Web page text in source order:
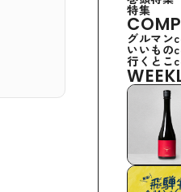
特集
グルマン
いいもの
行くとこ